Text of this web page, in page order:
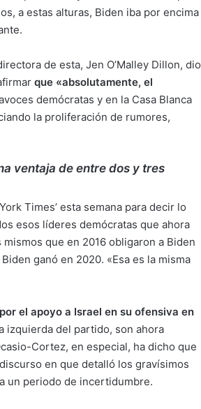
a estas alturas, Biden iba por encima
de esta, Jen O’Malley Dillon, dio
que «absolutamente, el
demócratas y en la Casa Blanca
la proliferación de rumores,
ventaja de entre dos y tres
Times’ esta semana para decir lo
esos líderes demócratas que ahora
que en 2016 obligaron a Biden
ganó en 2020. «Esa es la misma
el apoyo a Israel en su ofensiva en
izquierda del partido, son ahora
Cortez, en especial, ha dicho que
en que detalló los gravísimos
un periodo de incertidumbre.